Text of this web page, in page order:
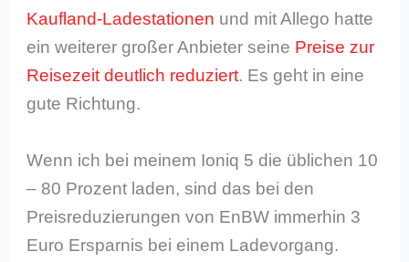
Kaufland-Ladestationen und mit Allego hatte
ein weiterer großer Anbieter seine Preise zur
Reisezeit deutlich reduziert. Es geht in eine
gute Richtung.
Wenn ich bei meinem Ioniq 5 die üblichen 10
– 80 Prozent laden, sind das bei den
Preisreduzierungen von EnBW immerhin 3
Euro Ersparnis bei einem Ladevorgang.